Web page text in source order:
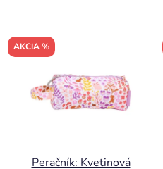
AKCIA %
Peračník: Kvetinová